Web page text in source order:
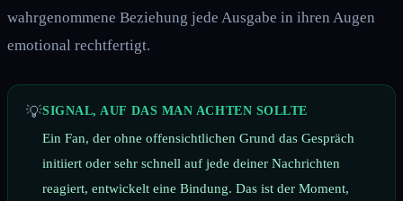
wahrgenommene Beziehung jede Ausgabe in ihren Augen
emotional rechtfertigt.
💡SIGNAL, AUF DAS MAN ACHTEN SOLLTE
Ein Fan, der ohne offensichtlichen Grund das Gespräch
initiiert oder sehr schnell auf jede deiner Nachrichten
reagiert, entwickelt eine Bindung. Das ist der Moment,